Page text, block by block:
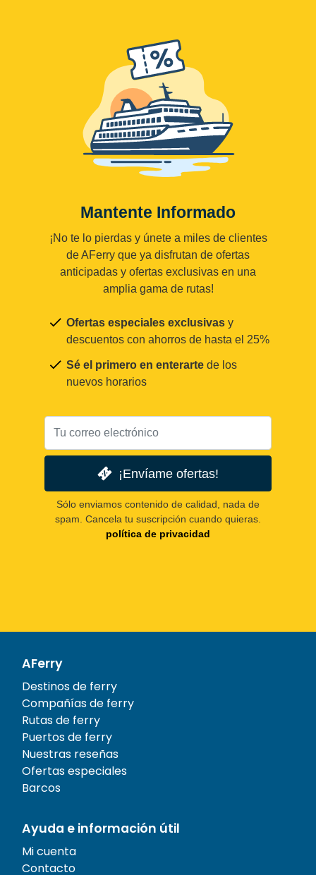
Mantente Informado
¡No te lo pierdas y únete a miles de clientes
de AFerry que ya disfrutan de ofertas
anticipadas y ofertas exclusivas en una
amplia gama de rutas!
Ofertas especiales exclusivas y
descuentos con ahorros de hasta el 25%
Sé el primero en enterarte de los
nuevos horarios
¡Envíame ofertas!
Sólo enviamos contenido de calidad, nada de
spam. Cancela tu suscripción cuando quieras.
política de privacidad
AFerry
Destinos de ferry
Compañías de ferry
Rutas de ferry
Puertos de ferry
Nuestras reseñas
Ofertas especiales
Barcos
Ayuda e información útil
Mi cuenta
Contacto